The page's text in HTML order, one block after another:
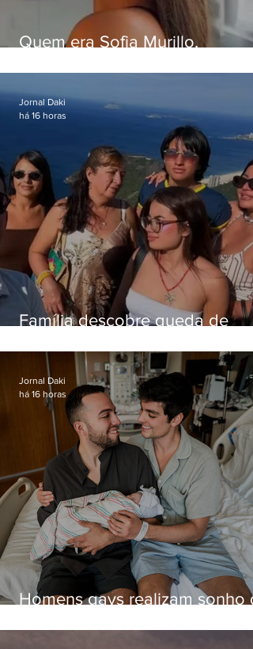
Quem era Sofia Murillo,
em queda de helicóptero no
Família descobre queda de
enquanto aguardava segundo
voo
Jornal Daki
há 16 horas
Homens gays realizam sonho
paternidade
Jornal Daki
há 16 horas